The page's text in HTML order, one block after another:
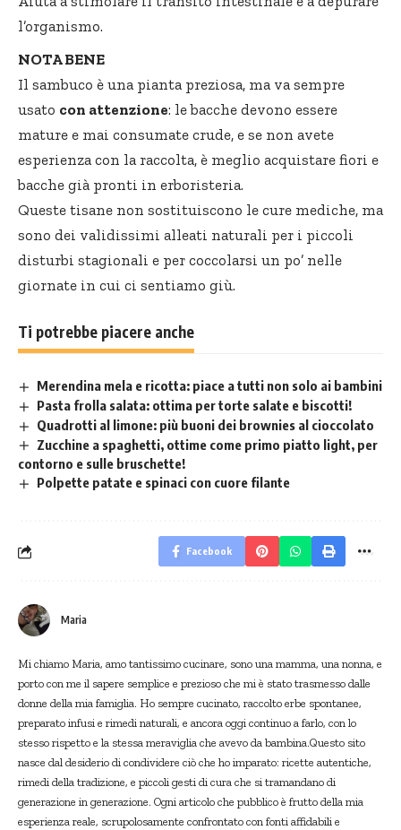
l’organismo.
NOTA BENE
Il sambuco è una pianta preziosa, ma va sempre
usato con attenzione: le bacche devono essere
mature e mai consumate crude, e se non avete
esperienza con la raccolta, è meglio acquistare fiori e
bacche già pronti in erboristeria.
Queste tisane non sostituiscono le cure mediche, ma
sono dei validissimi alleati naturali per i piccoli
disturbi stagionali e per coccolarsi un po’ nelle
giornate in cui ci sentiamo giù.
Ti potrebbe piacere anche
Merendina mela e ricotta: piace a tutti non solo ai bambini
Pasta frolla salata: ottima per torte salate e biscotti!
Quadrotti al limone: più buoni dei brownies al cioccolato
Zucchine a spaghetti, ottime come primo piatto light, per
contorno e sulle bruschette!
Polpette patate e spinaci con cuore filante
Facebook
Maria
Mi chiamo Maria, amo tantissimo cucinare, sono una mamma, una nonna, e
porto con me il sapere semplice e prezioso che mi è stato trasmesso dalle
donne della mia famiglia. Ho sempre cucinato, raccolto erbe spontanee,
preparato infusi e rimedi naturali, e ancora oggi continuo a farlo, con lo
stesso rispetto e la stessa meraviglia che avevo da bambina.Questo sito
nasce dal desiderio di condividere ciò che ho imparato: ricette autentiche,
rimedi della tradizione, e piccoli gesti di cura che si tramandano di
generazione in generazione. Ogni articolo che pubblico è frutto della mia
esperienza reale, scrupolosamente confrontato con fonti affidabili e